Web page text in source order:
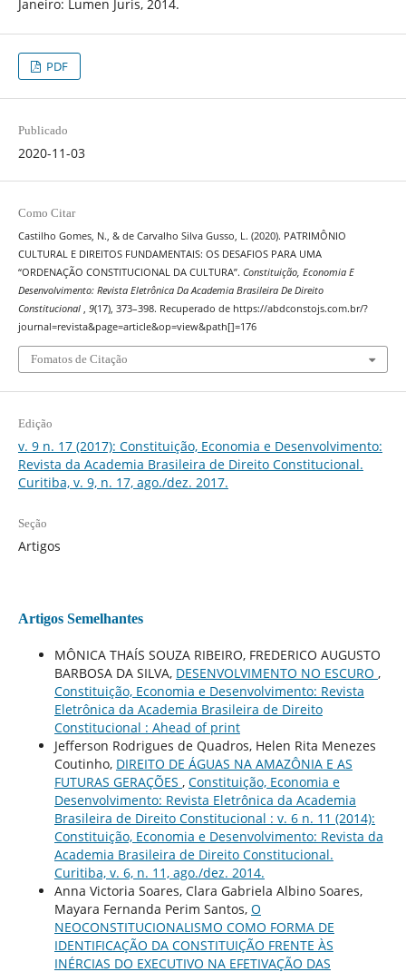
Janeiro: Lumen Juris, 2014.
PDF
Publicado
2020-11-03
Como Citar
Castilho Gomes, N., & de Carvalho Silva Gusso, L. (2020). PATRIMÔNIO
CULTURAL E DIREITOS FUNDAMENTAIS: OS DESAFIOS PARA UMA
“ORDENAÇÃO CONSTITUCIONAL DA CULTURA”. Constituição, Economia E
Desenvolvimento: Revista Eletrônica Da Academia Brasileira De Direito
Constitucional , 9(17), 373–398. Recuperado de https://abdconstojs.com.br/?
journal=revista&page=article&op=view&path[]=176
Fomatos de Citação
Edição
v. 9 n. 17 (2017): Constituição, Economia e Desenvolvimento:
Revista da Academia Brasileira de Direito Constitucional.
Curitiba, v. 9, n. 17, ago./dez. 2017.
Seção
Artigos
Artigos Semelhantes
MÔNICA THAÍS SOUZA RIBEIRO, FREDERICO AUGUSTO
BARBOSA DA SILVA, DESENVOLVIMENTO NO ESCURO ,
Constituição, Economia e Desenvolvimento: Revista
Eletrônica da Academia Brasileira de Direito
Constitucional : Ahead of print
Jefferson Rodrigues de Quadros, Helen Rita Menezes
Coutinho, DIREITO DE ÁGUAS NA AMAZÔNIA E AS
FUTURAS GERAÇÕES , Constituição, Economia e
Desenvolvimento: Revista Eletrônica da Academia
Brasileira de Direito Constitucional : v. 6 n. 11 (2014):
Constituição, Economia e Desenvolvimento: Revista da
Academia Brasileira de Direito Constitucional.
Curitiba, v. 6, n. 11, ago./dez. 2014.
Anna Victoria Soares, Clara Gabriela Albino Soares,
Mayara Fernanda Perim Santos, O
NEOCONSTITUCIONALISMO COMO FORMA DE
IDENTIFICAÇÃO DA CONSTITUIÇÃO FRENTE ÀS
INÉRCIAS DO EXECUTIVO NA EFETIVAÇÃO DAS